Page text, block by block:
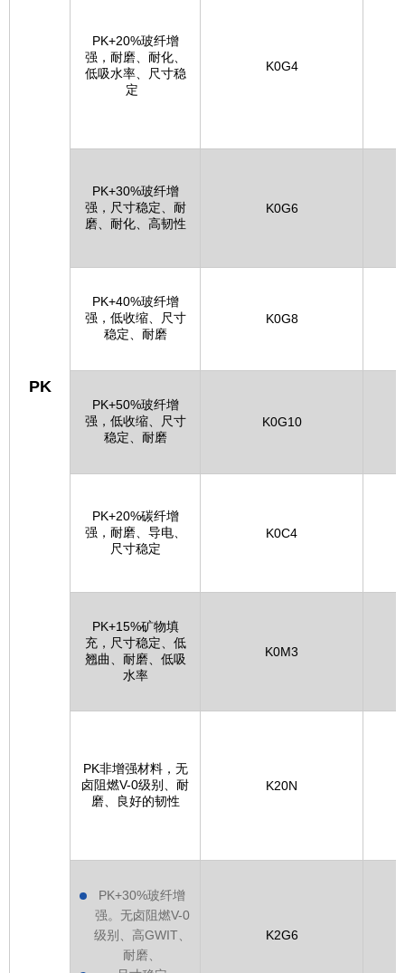
PK
PK+20%玻纤增
强，耐磨、耐化、
低吸水率、尺寸稳
定
K0G4
PK+30%玻纤增
强，尺寸稳定、耐
磨、耐化、高韧性
K0G6
PK+40%玻纤增
强，低收缩、尺寸
稳定、耐磨
K0G8
PK+50%玻纤增
强，低收缩、尺寸
稳定、耐磨
K0G10
PK+20%碳纤增
强，耐磨、导电、
尺寸稳定
K0C4
PK+15%矿物填
充，尺寸稳定、低
翘曲、耐磨、低吸
水率
K0M3
PK非增强材料，无
卤阻燃V-0级别、耐
磨、良好的韧性
K20N
PK+30%玻纤增
强。无卤阻燃V-0
级别、高GWIT、
耐磨、
K2G6